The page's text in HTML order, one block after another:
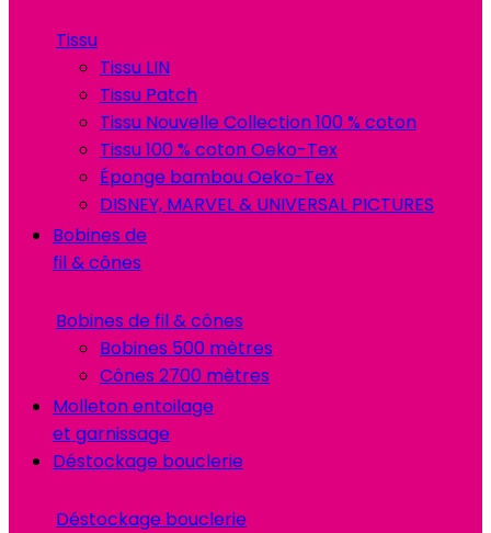
Tissu
Tissu LIN
Tissu Patch
Tissu Nouvelle Collection 100 % coton
Tissu 100 % coton Oeko-Tex
Éponge bambou Oeko-Tex
DISNEY, MARVEL & UNIVERSAL PICTURES
Bobines de
fil & cônes
Bobines de fil & cônes
Bobines 500 mètres
Cônes 2700 mètres
Molleton entoilage
et garnissage
Déstockage bouclerie
Déstockage bouclerie